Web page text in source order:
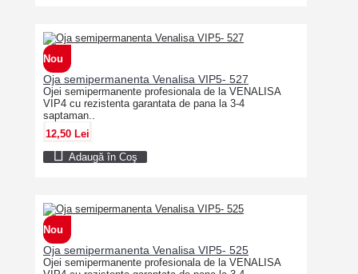
Nou
Oja semipermanenta Venalisa VIP5- 527
Ojei semipermanente profesionala de la VENALISA
VIP4 cu rezistenta garantata de pana la 3-4
saptaman..
12,50 Lei
Adaugă în Coş
Nou
Oja semipermanenta Venalisa VIP5- 525
Ojei semipermanente profesionala de la VENALISA